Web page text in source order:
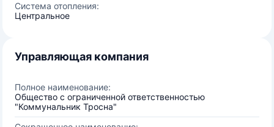
Система отопления:
Центральное
Управляющая компания
Полное наименование:
Общество с ограниченной ответственностью
"Коммунальник Тросна"